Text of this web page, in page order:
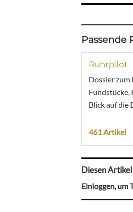
Passende
Ruhrpilot
Dossier zum
Fundstücke,
Blick auf die
461 Artikel
Diesen
Einloggen, um